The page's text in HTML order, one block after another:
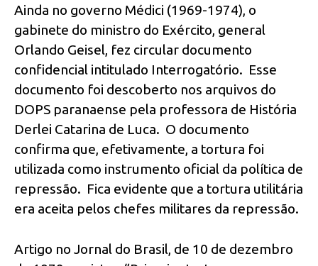
Ainda no governo Médici (1969-1974), o
gabinete do ministro do Exército, general
Orlando Geisel, fez circular documento
confidencial intitulado Interrogatório. Esse
documento foi descoberto nos arquivos do
DOPS paranaense pela professora de História
Derlei Catarina de Luca. O documento
confirma que, efetivamente, a tortura foi
utilizada como instrumento oficial da política de
repressão. Fica evidente que a tortura utilitária
era aceita pelos chefes militares da repressão.
Artigo no Jornal do Brasil, de 10 de dezembro